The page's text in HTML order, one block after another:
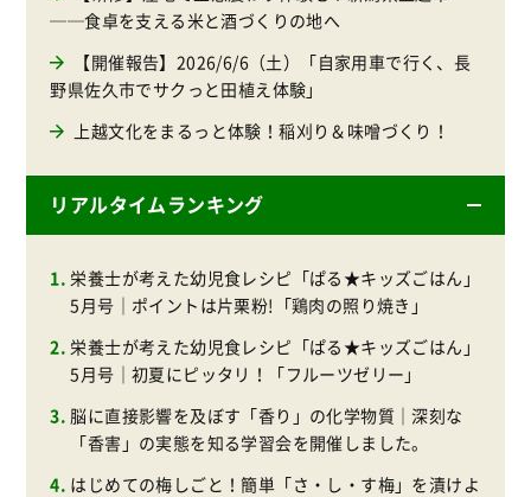
──食卓を支える米と酒づくりの地へ
【開催報告】2026/6/6（土）「自家用車で行く、長
野県佐久市でサクっと田植え体験」
上越文化をまるっと体験！稲刈り＆味噌づくり！
リアルタイムランキング
栄養士が考えた幼児食レシピ「ぱる★キッズごはん」
5月号｜ポイントは片栗粉!「鶏肉の照り焼き」
栄養士が考えた幼児食レシピ「ぱる★キッズごはん」
5月号｜初夏にピッタリ！「フルーツゼリー」
脳に直接影響を及ぼす「香り」の化学物質｜深刻な
「香害」の実態を知る学習会を開催しました。
はじめての梅しごと！簡単「さ・し・す梅」を漬けよ